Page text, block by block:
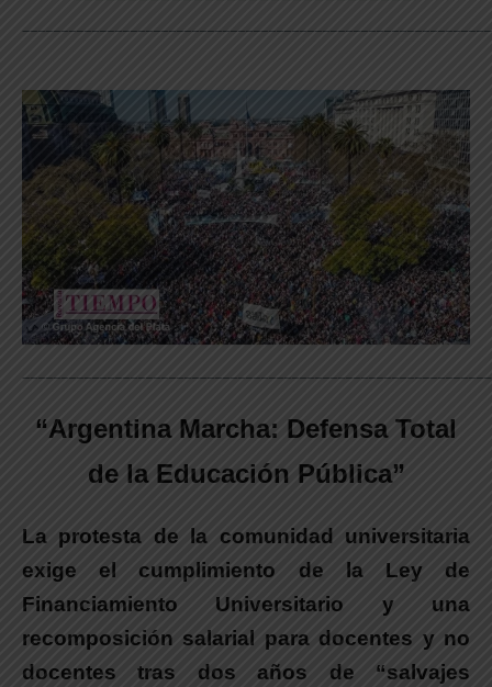
“Argentina Marcha: Defensa Total
de la Educación Pública”
La protesta de la comunidad universitaria
exige el cumplimiento de la Ley de
Financiamiento Universitario y una
recomposición salarial para docentes y no
docentes tras dos años de “salvajes